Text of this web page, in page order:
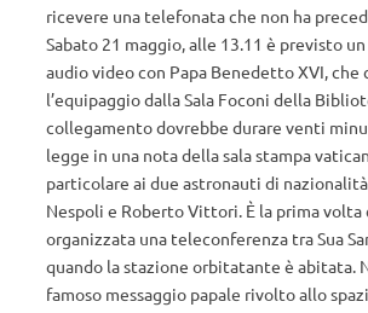
ricevere una telefonata che non ha
Sabato 21 maggio, alle 13.11 è previsto
audio video con Papa Benedetto XVI, che
l’equipaggio dalla Sala Foconi della
collegamento dovrebbe durare venti
legge in una nota della sala stampa
particolare ai due astronauti di
Nespoli e Roberto Vittori. È la prima volta
organizzata una teleconferenza tra Sua
quando la stazione orbitatante è abitata.
famoso messaggio papale rivolto allo